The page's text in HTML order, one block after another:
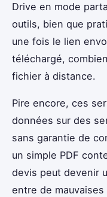
Drive en mode
outils, bien que
une fois le lien
téléchargé,
fichier à distance.
Pire encore, ces
données sur des
sans garantie de
un simple PDF
devis peut devenir
entre de